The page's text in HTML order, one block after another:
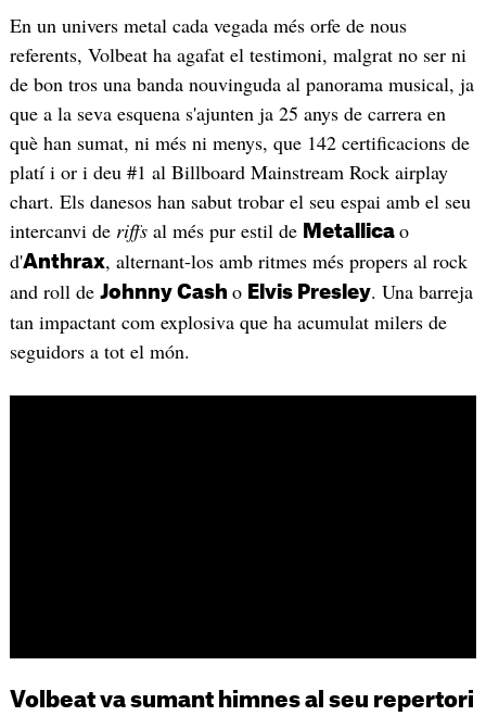
En un univers metal cada vegada més orfe de nous
referents, Volbeat ha agafat el testimoni, malgrat no ser ni
de bon tros una banda nouvinguda al panorama musical, ja
que a la seva esquena s'ajunten ja 25 anys de carrera en
què han sumat, ni més ni menys, que 142 certificacions de
platí i or i deu #1 al Billboard Mainstream Rock airplay
chart. Els danesos han sabut trobar el seu espai amb el seu
intercanvi de riffs al més pur estil de Metallica o
d'Anthrax, alternant-los amb ritmes més propers al rock
and roll de Johnny Cash o Elvis Presley. Una barreja
tan impactant com explosiva que ha acumulat milers de
seguidors a tot el món.
Volbeat va sumant himnes al seu repertori